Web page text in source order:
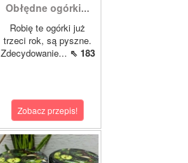
Obłędne ogórki...
Robię te ogórki już
trzeci rok, są pyszne.
Zdecydowanie... ⇖ 183
Zobacz przepis!